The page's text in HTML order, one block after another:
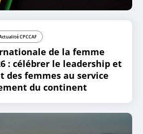
CPCCAF
de la femme
: célébrer le leadership et
des femmes au service
du continent